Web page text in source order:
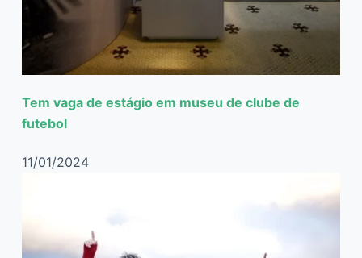
Tem vaga de estágio em museu de clube de
futebol
11/01/2024